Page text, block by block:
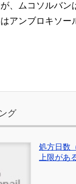
、ムコソルバン
アンブロキソ
グ
処方日数
上限があ